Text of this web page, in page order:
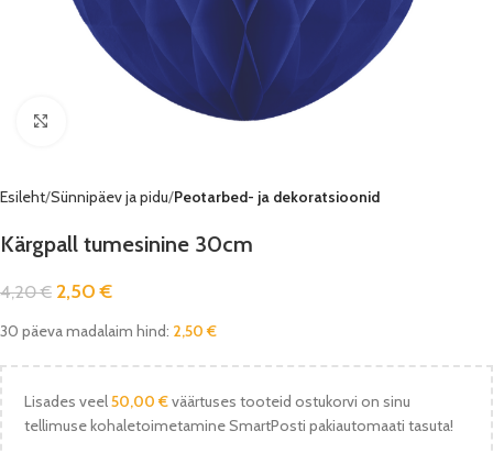
Esileht Sünnipäev ja pidu Peotarbed- ja dekoratsioonid
Kärgpall tumesinine 30cm
4,20€ 2,50€
30 päeva madalaim hind: 2,50 €
Lisades veel50,00 €väärtuses tooteid ostukorvi on sinu
tellimuse kohaletoimetamine SmartPosti pakiautomaati tasuta!